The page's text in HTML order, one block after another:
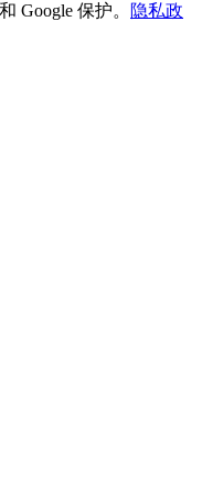
Google 保护。
隐私政